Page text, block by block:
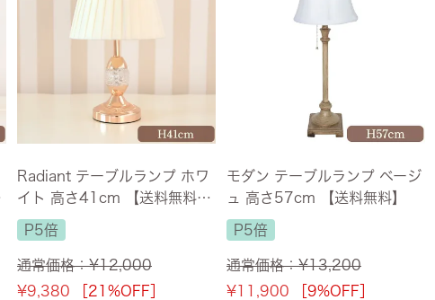
Radiant テーブルランプ ホワ
イト 高さ41cm 【送料無料】
[Y]
P5倍
通常価格：¥12,000
¥9,380 ［21%OFF］
モダン テーブルランプ ベージ
ュ 高さ57cm 【送料無料】
P5倍
通常価格：¥13,200
¥11,900 ［9%OFF］